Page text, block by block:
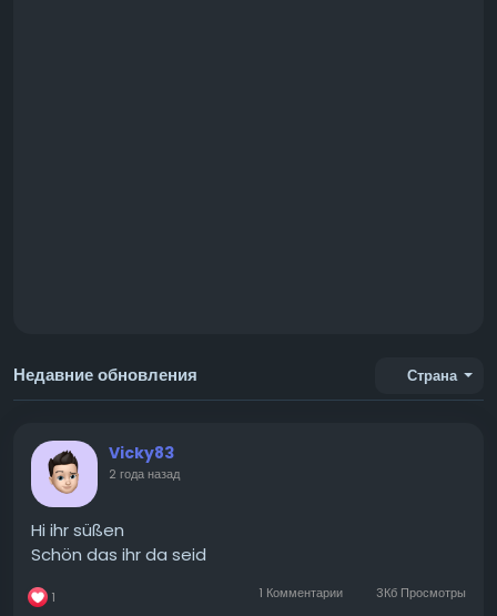
Недавние обновления Страна
Vicky83
2 года назад
Hi ihr süßen
Schön das ihr da seid
1 1 Комментарии 3Кб Просмотры